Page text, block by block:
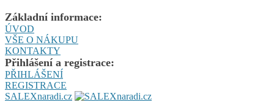
Základní informace:
ÚVOD
VŠE O NÁKUPU
KONTAKTY
Přihlášení a registrace:
PŘIHLÁŠENÍ
REGISTRACE
SALEXnaradi.cz